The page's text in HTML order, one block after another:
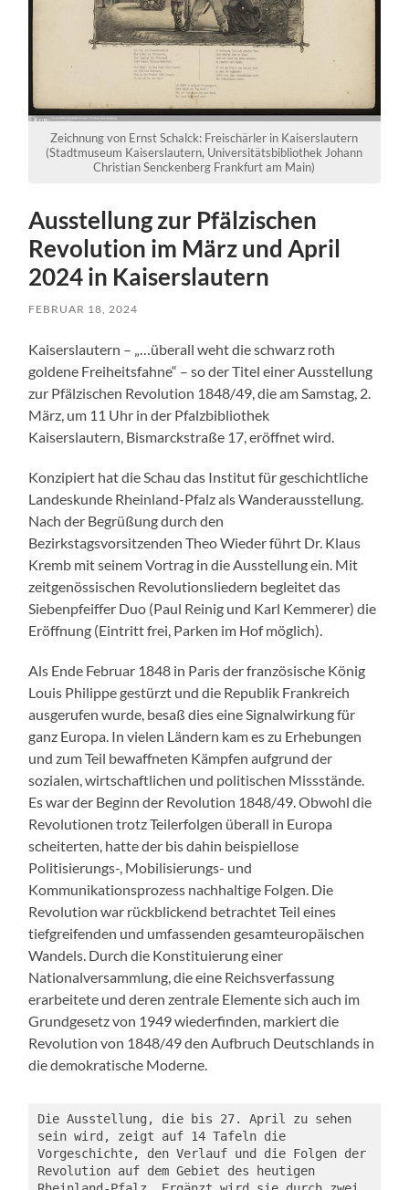
Zeichnung von Ernst Schalck: Freischärler in Kaiserslautern
(Stadtmuseum Kaiserslautern, Universitätsbibliothek Johann
Christian Senckenberg Frankfurt am Main)
Ausstellung zur Pfälzischen
Revolution im März und April
2024 in Kaiserslautern
FEBRUAR 18, 2024
Kaiserslautern – „…überall weht die schwarz roth
goldene Freiheitsfahne“ – so der Titel einer Ausstellung
zur Pfälzischen Revolution 1848/49, die am Samstag, 2.
März, um 11 Uhr in der Pfalzbibliothek
Kaiserslautern, Bismarckstraße 17, eröffnet wird.
Konzipiert hat die Schau das Institut für geschichtliche
Landeskunde Rheinland-Pfalz als Wanderausstellung.
Nach der Begrüßung durch den
Bezirkstagsvorsitzenden Theo Wieder führt Dr. Klaus
Kremb mit seinem Vortrag in die Ausstellung ein. Mit
zeitgenössischen Revolutionsliedern begleitet das
Siebenpfeiffer Duo (Paul Reinig und Karl Kemmerer) die
Eröffnung (Eintritt frei, Parken im Hof möglich).
Als Ende Februar 1848 in Paris der französische König
Louis Philippe gestürzt und die Republik Frankreich
ausgerufen wurde, besaß dies eine Signalwirkung für
ganz Europa. In vielen Ländern kam es zu Erhebungen
und zum Teil bewaffneten Kämpfen aufgrund der
sozialen, wirtschaftlichen und politischen Missstände.
Es war der Beginn der Revolution 1848/49. Obwohl die
Revolutionen trotz Teilerfolgen überall in Europa
scheiterten, hatte der bis dahin beispiellose
Politisierungs-, Mobilisierungs- und
Kommunikationsprozess nachhaltige Folgen. Die
Revolution war rückblickend betrachtet Teil eines
tiefgreifenden und umfassenden gesamteuropäischen
Wandels. Durch die Konstituierung einer
Nationalversammlung, die eine Reichsverfassung
erarbeitete und deren zentrale Elemente sich auch im
Grundgesetz von 1949 wiederfinden, markiert die
Revolution von 1848/49 den Aufbruch Deutschlands in
die demokratische Moderne.
Die Ausstellung, die bis 27. April zu sehen
sein wird, zeigt auf 14 Tafeln die
Vorgeschichte, den Verlauf und die Folgen der
Revolution auf dem Gebiet des heutigen